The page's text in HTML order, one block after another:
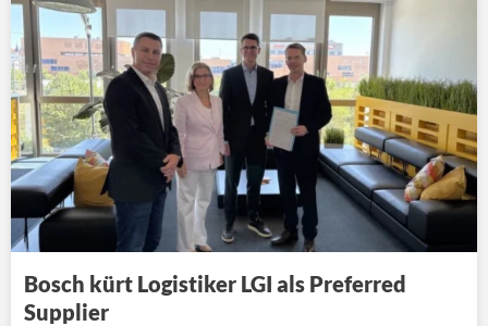
Bosch kürt Logistiker LGI als Preferred
Supplier